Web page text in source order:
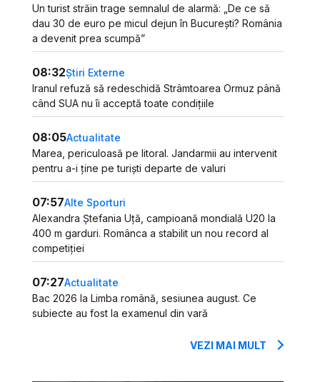
Un turist străin trage semnalul de alarmă: „De ce să
dau 30 de euro pe micul dejun în București? România
a devenit prea scumpă”
08:32Știri Externe
Iranul refuză să redeschidă Strâmtoarea Ormuz până
când SUA nu îi acceptă toate condițiile
08:05Actualitate
Marea, periculoasă pe litoral. Jandarmii au intervenit
pentru a-i ține pe turiști departe de valuri
07:57Alte Sporturi
Alexandra Ștefania Uță, campioană mondială U20 la
400 m garduri. Românca a stabilit un nou record al
competiției
07:27Actualitate
Bac 2026 la Limba română, sesiunea august. Ce
subiecte au fost la examenul din vară
VEZI MAI MULT